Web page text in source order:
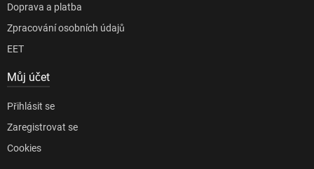
Doprava a platba
Zpracování osobních údajů
EET
Můj účet
Přihlásit se
Zaregistrovat se
Cookies